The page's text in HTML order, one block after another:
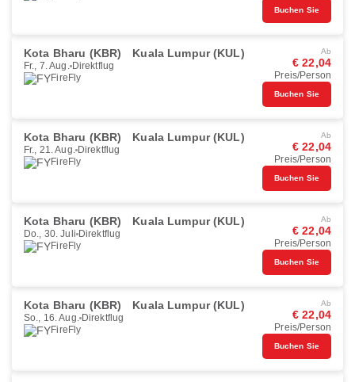
Buchen Sie
Kota Bharu (KBR) Kuala Lumpur (KUL)
Fr., 7. Aug. Direktflug
FireFly
Ab
€ 22,04
Preis/Person
Buchen Sie
Kota Bharu (KBR) Kuala Lumpur (KUL)
Fr., 21. Aug. Direktflug
FireFly
Ab
€ 22,04
Preis/Person
Buchen Sie
Kota Bharu (KBR) Kuala Lumpur (KUL)
Do., 30. Juli Direktflug
FireFly
Ab
€ 22,04
Preis/Person
Buchen Sie
Kota Bharu (KBR) Kuala Lumpur (KUL)
So., 16. Aug. Direktflug
FireFly
Ab
€ 22,04
Preis/Person
Buchen Sie